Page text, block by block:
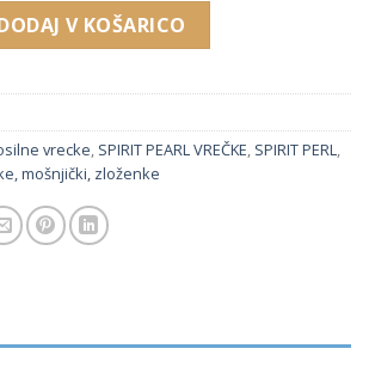
(200 x 240 x 50 mm) količina
V KOŠARICO
vrecke SPIRIT PEARL VREČKE SPIRIT PERL
mošnjički, zloženke